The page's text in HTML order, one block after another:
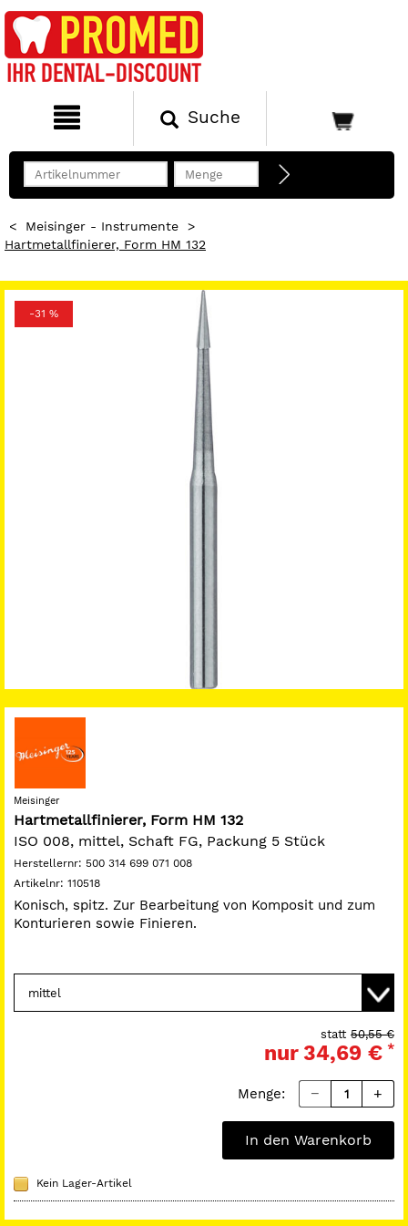
Suche
< Meisinger - Instrumente
>
Hartmetallfinierer, Form HM 132
-31 %
Meisinger
Hartmetallfinierer, Form HM 132
ISO 008, mittel, Schaft FG, Packung 5 Stück
Herstellernr: 500 314 699 071 008
Artikelnr: 110518
Konisch, spitz. Zur Bearbeitung von Komposit und zum
Konturieren sowie Finieren.
50,55 €
statt
nur 34,69 € *
Menge:
In den Warenkorb
Kein Lager-Artikel